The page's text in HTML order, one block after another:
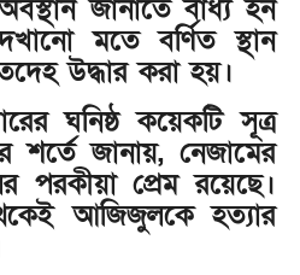
জানাতে বাধ্য হন
মতে বর্ণিত স্থান
উদ্ধার করা হয়।
ঘনিষ্ঠ কয়েকটি সূত্র
শর্তে জানায়, নেজামের
পরকীয়া প্রেম রয়েছে।
আজিজুলকে হত্যার